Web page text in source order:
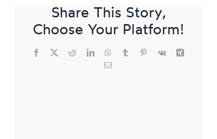
Share This Story,
Choose Your Platform!
Facebook RedditLinkedInWhatsApp
TumblrPinterest
Vk
Xing